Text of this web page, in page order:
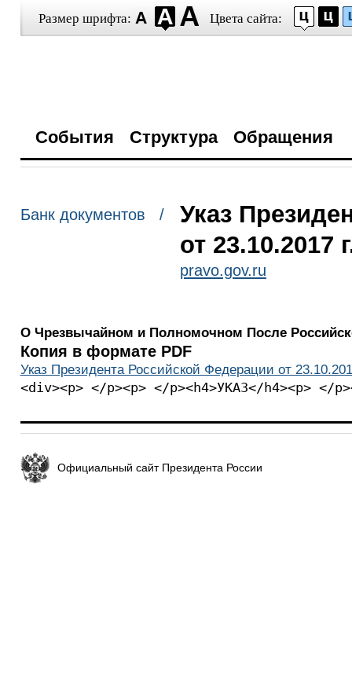
Размер шрифта: Цвета сайта:
События Структура Обращения
Банк документов /
Указ
от 23.10.2017
pravo.gov.ru
О Чрезвычайном и Полномочном После
Копия в формате PDF
Указ Президента Российской Федерации от
<div><p> </p><p> </p><h4>УКАЗ</h4><p> </
Официальный сайт Президента России